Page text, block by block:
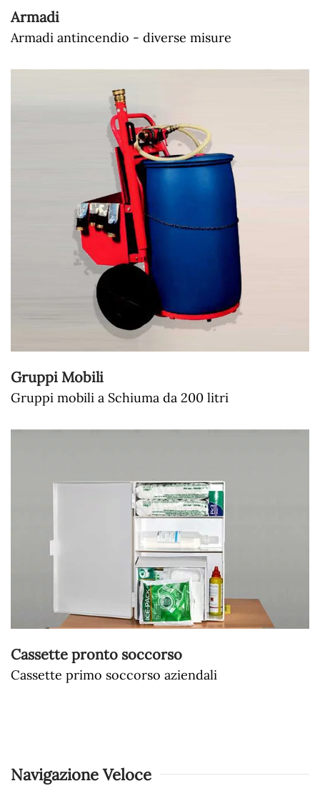
Armadi
Armadi antincendio - diverse misure
Gruppi Mobili
Gruppi mobili a Schiuma da 200 litri
Cassette pronto soccorso
Cassette primo soccorso aziendali
Navigazione Veloce